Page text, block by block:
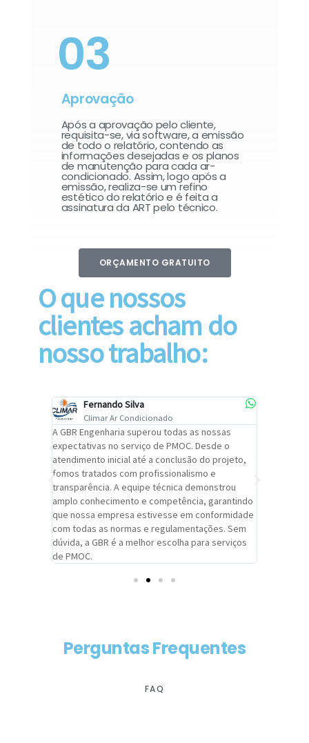
03
Aprovação
Após a aprovação pelo cliente,
requisita-se, via software, a emissão
de todo o relatório, contendo as
informações desejadas e os planos
de manutenção para cada ar-
condicionado. Assim, logo após a
emissão, realiza-se um refino
estético do relatório e é feita a
assinatura da ART pelo técnico.
ORÇAMENTO GRATUITO
O que nossos
clientes acham do
nosso trabalho:
Fernando Silva
Climar Ar Condicionado
A GBR Engenharia superou todas as nossas
expectativas no serviço de PMOC. Desde o
atendimento inicial até a conclusão do projeto,
fomos tratados com profissionalismo e
transparência. A equipe técnica demonstrou
amplo conhecimento e competência, garantindo
que nossa empresa estivesse em conformidade
com todas as normas e regulamentações. Sem
dúvida, a GBR é a melhor escolha para serviços
de PMOC.
Perguntas Frequentes
FAQ